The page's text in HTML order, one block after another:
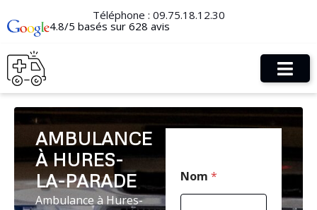
Téléphone : 09.75.18.12.30
4.8/5 basés sur 628 avis
AMBULANCE
À HURES-
LA-PARADE
Ambulance à Hures-
-
m
Nom *